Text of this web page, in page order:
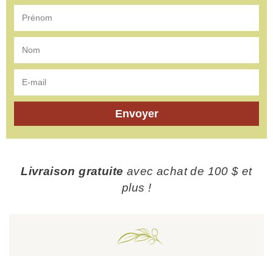
Envoyer
Livraison gratuite avec achat de 100 $ et
plus !